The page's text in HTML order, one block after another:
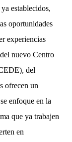
establecidos,
oportunidades
experiencias
nuevo Centro
del
ofrecen un
enfoque en la
que ya trabajen
en